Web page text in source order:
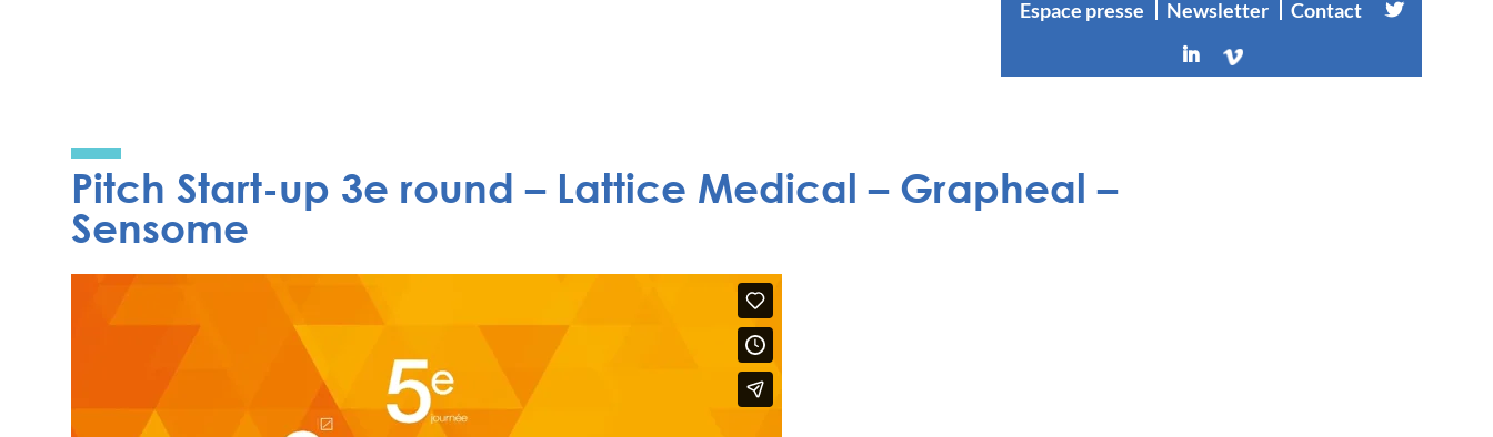
Espace presse Newsletter Contact
Pitch Start-up 3e round – Lattice Medical – Grapheal –
Sensome